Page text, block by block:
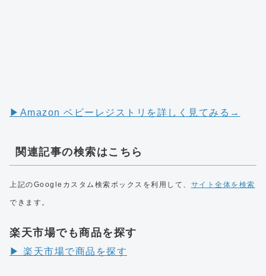
▶︎Amazon ベビーレジストリを詳しく見てみる→
関連記事の検索はこちら
上記のGoogleカスタム検索ボックスを利用して、 サイト全体を検索
できます。
楽天市場でも商品を探す
▶︎ 楽天市場で商品を探す